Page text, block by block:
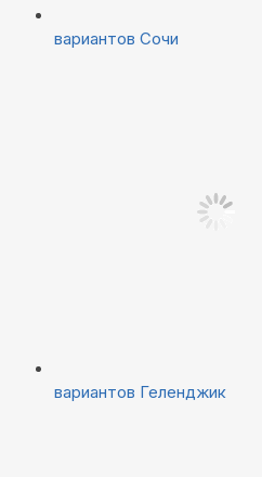
вариантов Сочи
вариантов Геленджик